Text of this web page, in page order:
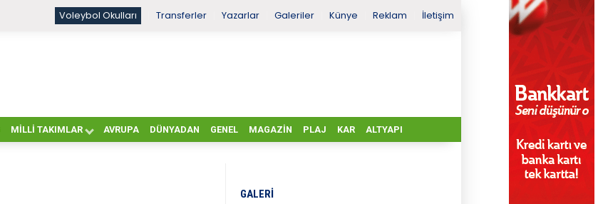
Voleybol Okulları Transferler Yazarlar Galeriler Künye Reklam İletişim
MILLI TAKIMLAR AVRUPA DÜNYADAN GENEL MAGAZIN PLAJ KAR ALTYAPI
GALERI